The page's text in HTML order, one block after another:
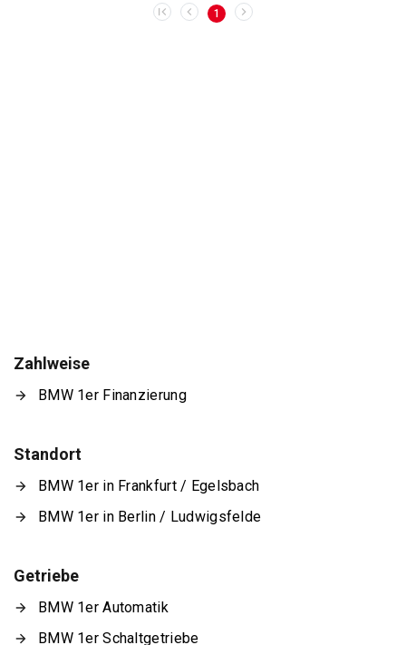
1
Zahlweise
BMW 1er Finanzierung
Standort
BMW 1er in Frankfurt / Egelsbach
BMW 1er in Berlin / Ludwigsfelde
Getriebe
BMW 1er Automatik
BMW 1er Schaltgetriebe